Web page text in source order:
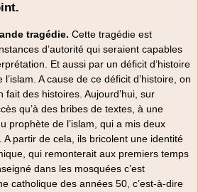
tragédie. Cette tragédie est
d’autorité qui seraient capables
Et aussi par un déficit d’histoire
A cause de ce déficit d’histoire, on
fait des histoires. Aujourd’hui, sur
qu’à des bribes de textes, à une
prophète de l’islam, qui a mis deux
partir de cela, ils bricolent une identité
qui remonterait aux premiers temps
dans les mosquées c’est
catholique des années 50, c’est-à-dire